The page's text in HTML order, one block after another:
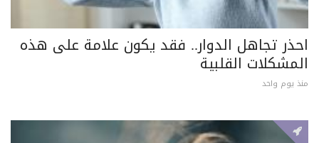
احذر تجاهل الدوار.. فقد يكون علامة على هذه
المشكلات القلبية
منذ يوم واحد